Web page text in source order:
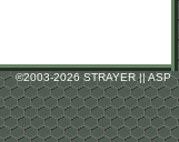
©2003-2026 STRAYER || ASP